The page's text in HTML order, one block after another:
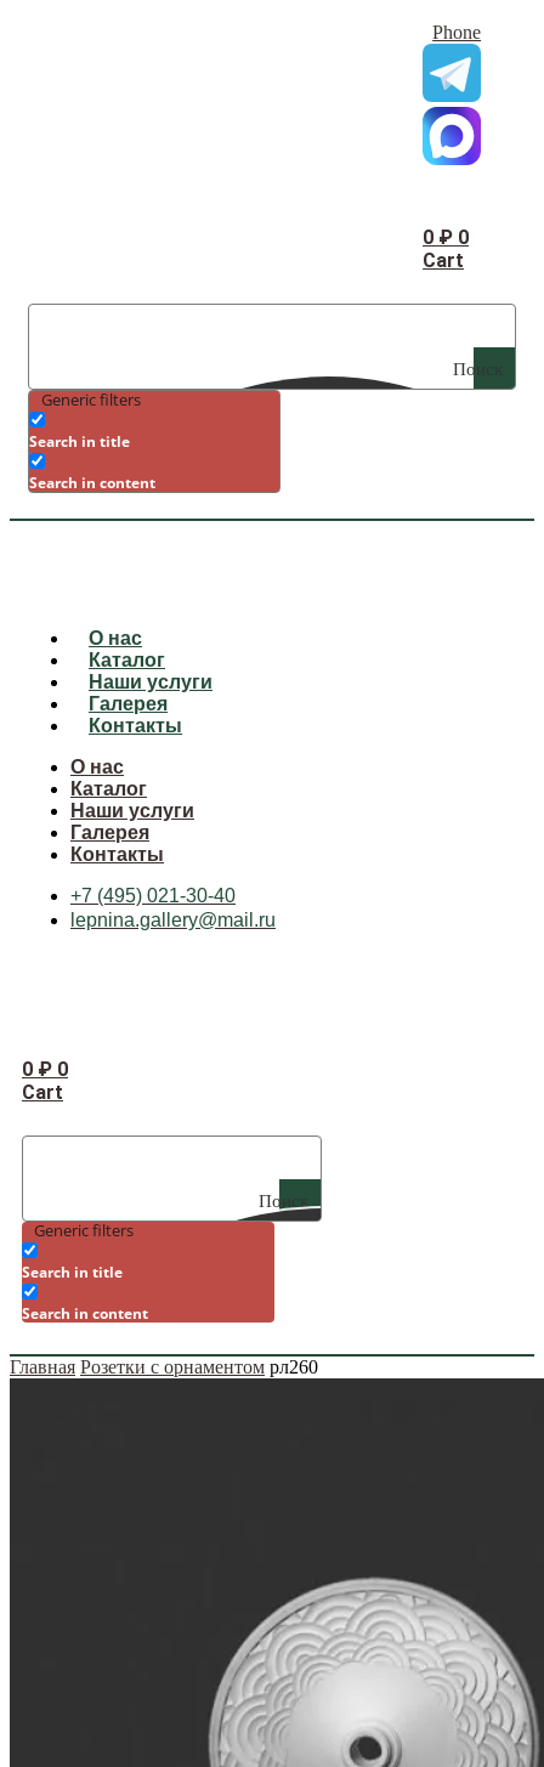
Phone
0 ₽ 0
Cart
Поиск
Generic filters
Search in title
Search in content
О нас
Каталог
Наши услуги
Галерея
Контакты
О нас
Каталог
Наши услуги
Галерея
Контакты
+7 (495) 021-30-40
lepnina.gallery@mail.ru
0 ₽ 0
Cart
Поиск
Generic filters
Search in title
Search in content
Главная Розетки с орнаментом рл260